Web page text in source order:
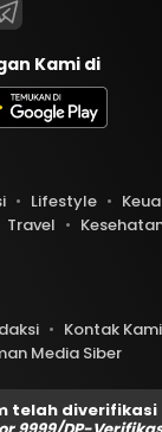
Kami di
Lifestyle
Travel
Kontak Kami
Media Siber
telah diverifikasi